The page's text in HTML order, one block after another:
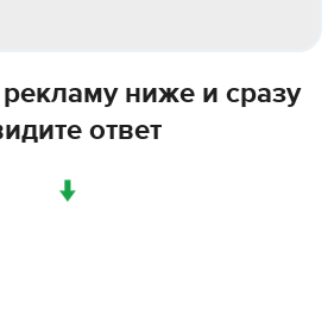
ниже и сразу
ответ
↓